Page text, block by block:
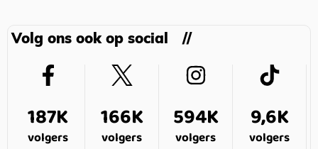
Volg ons ook op social
187K
volgers
166K
volgers
594K
volgers
9,6K
volgers